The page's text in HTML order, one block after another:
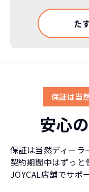
た
保証は当
安心
保証は当然ディーラ
契約期間中はずっと
JOYCAL店舗でサポ